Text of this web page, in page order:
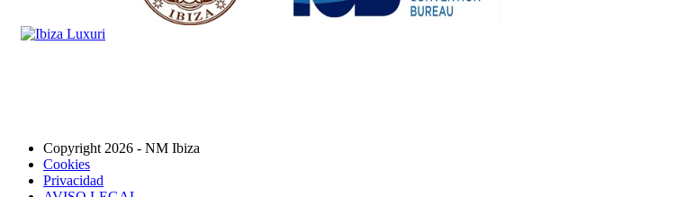
Copyright 2026 - NM Ibiza
Cookies
Privacidad